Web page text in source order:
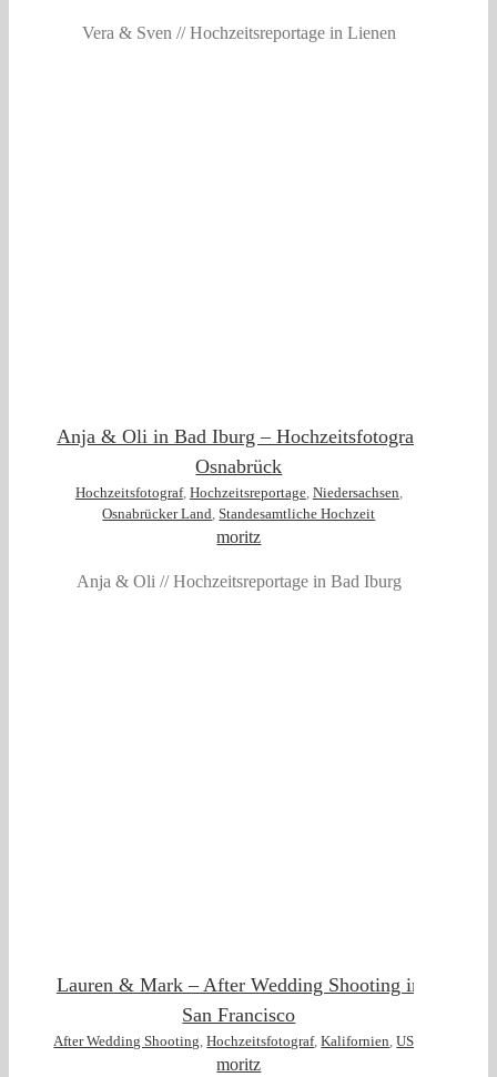
Vera & Sven // Hochzeitsreportage in Lienen
Anja & Oli in Bad Iburg – Hochzeitsfotograf
Osnabrück
Hochzeitsfotograf, Hochzeitsreportage, Niedersachsen,
Osnabrücker Land,Standesamtliche Hochzeit
moritz
Anja & Oli // Hochzeitsreportage in Bad Iburg
Lauren & Mark – After Wedding Shooting in
San Francisco
After Wedding Shooting,Hochzeitsfotograf,Kalifornien,USA
moritz